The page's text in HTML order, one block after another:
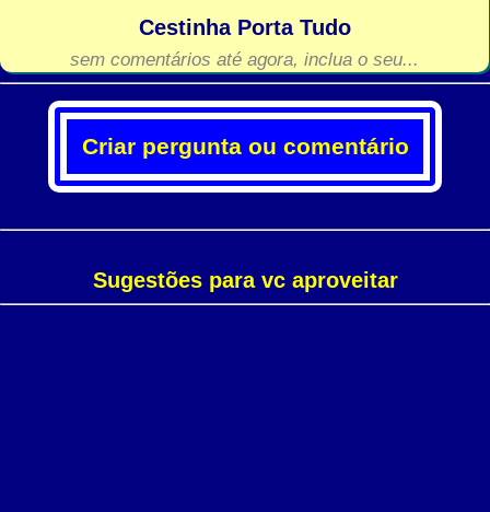
Cestinha Porta Tudo
sem comentários até agora, inclua o seu...
Criar pergunta ou comentário
Sugestões para vc aproveitar